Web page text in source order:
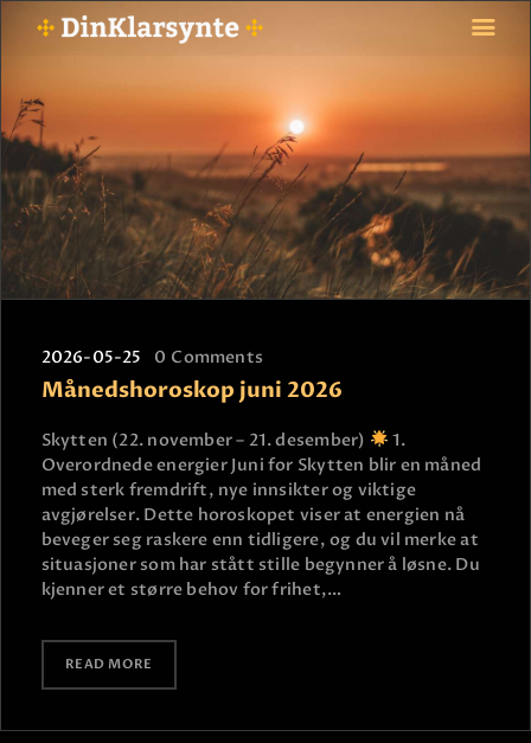
FORSIDE
ASTROLOGI
STJERNETEGN
TAROTKORT
KLARSYNTE
BETALING
VIPPS
JOBBE SOM KLARSYNT
FAQ
KONTAKT OSS
2026-05-25 0 Comments
Månedshoroskop juni 2026
Skytten (22. november – 21. desember)
1.
Overordnede energier Juni for Skytten blir en måned
med sterk fremdrift, nye innsikter og viktige
avgjørelser. Dette horoskopet viser at energien nå
beveger seg raskere enn tidligere, og du vil merke at
situasjoner som har stått stille begynner å løsne. Du
kjenner et større behov for frihet,…
READ MORE